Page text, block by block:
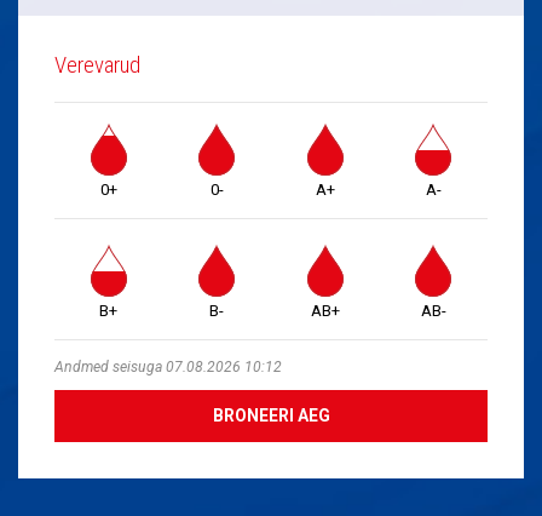
Verevarud
0+ 0- A+ A-
B+ B- AB+ AB-
Andmed seisuga 07.08.2026 10:12
BRONEERI AEG